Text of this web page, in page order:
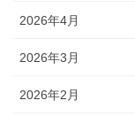
2026年4月
2026年3月
2026年2月